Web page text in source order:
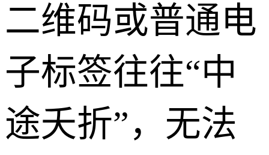
二维码或普通电
子标签往往“中
途夭折”，无法